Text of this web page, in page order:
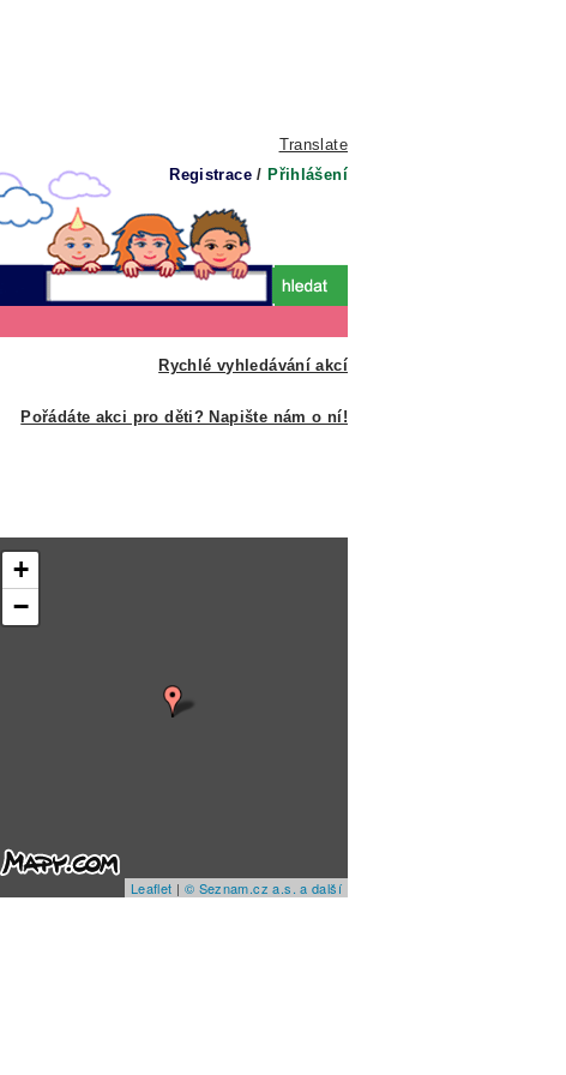
Translate
Registrace / Přihlášení
Rychlé vyhledávání akcí
Pořádáte akci pro děti? Napište nám o ní!
+
−
Leaflet | © Seznam.cz a.s. a další